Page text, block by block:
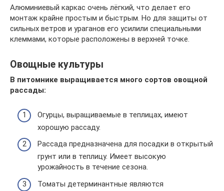
Алюминиевый каркас очень лёгкий, что делает его
монтаж крайне простым и быстрым. Но для защиты от
сильных ветров и ураганов его усилили специальными
клеммами, которые расположены в верхней точке.
Овощные культуры
В питомнике выращивается много сортов овощной
рассады:
Огурцы, выращиваемые в теплицах, имеют
хорошую рассаду.
Рассада предназначена для посадки в открытый
грунт или в теплицу. Имеет высокую
урожайность в течение сезона.
Томаты детерминантные являются